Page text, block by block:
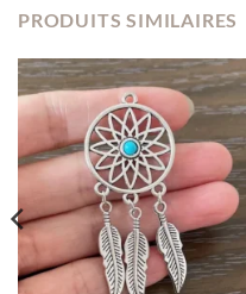
PRODUITS SIMILAIRES